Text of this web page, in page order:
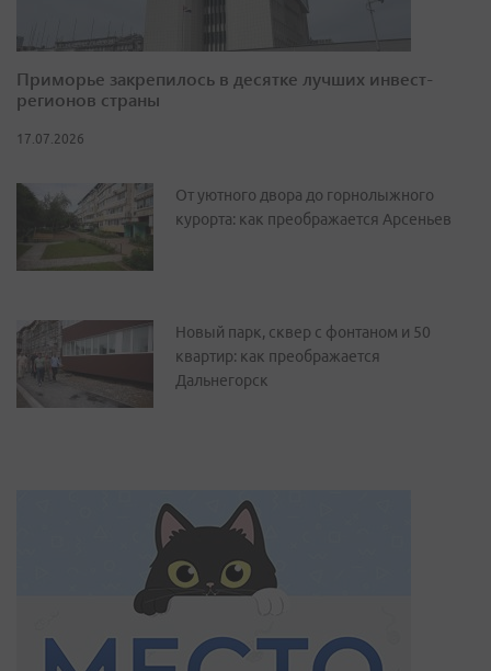
Приморье закрепилось в десятке лучших инвест-
регионов страны
17.07.2026
От уютного двора до горнолыжного
курорта: как преображается Арсеньев
Новый парк, сквер с фонтаном и 50
квартир: как преображается
Дальнегорск